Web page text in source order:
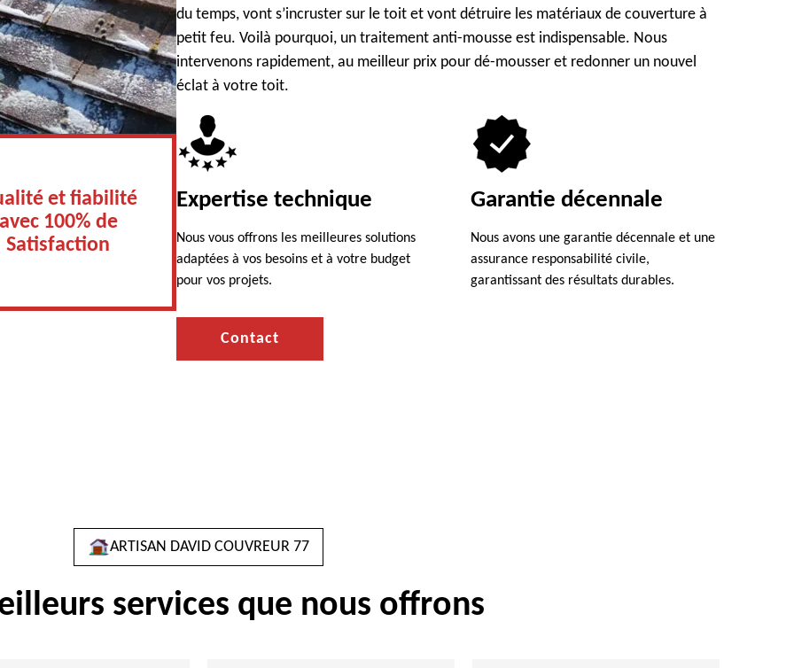
et fiabilité
100% de
Satisfaction
du temps, vont s’incruster sur le toit et vont détruire les matériaux de couverture à
petit feu. Voilà pourquoi, un traitement anti-mousse est indispensable. Nous
intervenons rapidement, au meilleur prix pour dé-mousser et redonner un nouvel
éclat à votre toit.
Expertise technique
Nous vous offrons les meilleures solutions
adaptées à vos besoins et à votre budget
pour vos projets.
Garantie décennale
Nous avons une garantie décennale et une
assurance responsabilité civile,
garantissant des résultats durables.
Contact
ARTISAN DAVID COUVREUR 77
services que nous offrons